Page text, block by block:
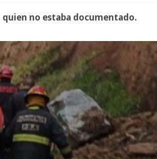
no estaba documentado.